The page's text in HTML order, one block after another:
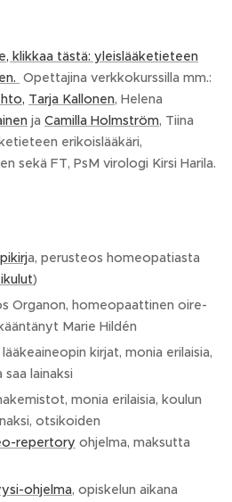
klikkaa tästä: yleislääketieteen
Opettajina verkkokurssilla mm.:
Tarja Kallonen, Helena
ja Camilla Holmström, Tiina
erikoislääkäri,
sekä FT, PsM virologi Kirsi Harila.
a, perusteos homeopatiasta
)
Organon, homeopaattinen oire-
Marie Hildén
kirjat, monia erilaisia,
lainaksi
monia erilaisia, koulun
otsikoiden
repertory ohjelma, maksutta
ohjelma, opiskelun aikana